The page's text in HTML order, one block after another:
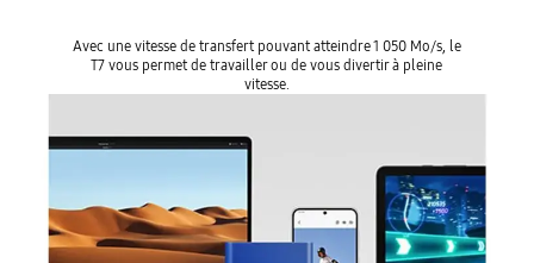
Avec une vitesse de transfert pouvant atteindre 1 050 Mo/s, le
T7 vous permet de travailler ou de vous divertir à pleine
vitesse.